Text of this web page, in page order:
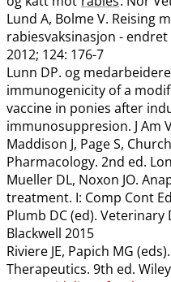
Lund A, Bolme V. Reising
rabiesvaksinasjon -
2012; 124: 176-7
Lunn DP. og
immunogenicity of a
vaccine in ponies after
immunosuppresion. J Am
Maddison J, Page S,
Pharmacology. 2nd ed.
Mueller DL, Noxon JO.
treatment. I: Comp Cont
Plumb DC (ed).
Blackwell 2015
Riviere JE, Papich MG
Therapeutics. 9th ed.